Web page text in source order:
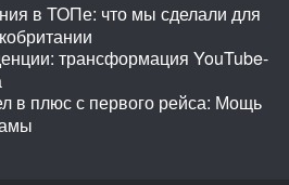
в ТОПе: что мы сделали для
трансформация YouTube-
в плюс с первого рейса: Мощь